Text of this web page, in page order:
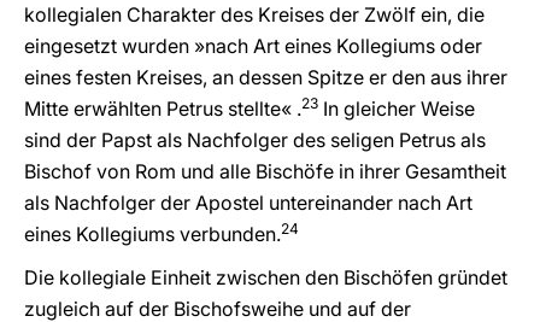
kollegialen Charakter des Kreises der Zwölf ein, die
eingesetzt wurden »nach Art eines Kollegiums oder
eines festen Kreises, an dessen Spitze er den aus ihrer
Mitte erwählten Petrus stellte« .23 In gleicher Weise
sind der Papst als Nachfolger des seligen Petrus als
Bischof von Rom und alle Bischöfe in ihrer Gesamtheit
als Nachfolger der Apostel untereinander nach Art
eines Kollegiums verbunden.24
Die kollegiale Einheit zwischen den Bischöfen gründet
zugleich auf der Bischofsweihe und auf der